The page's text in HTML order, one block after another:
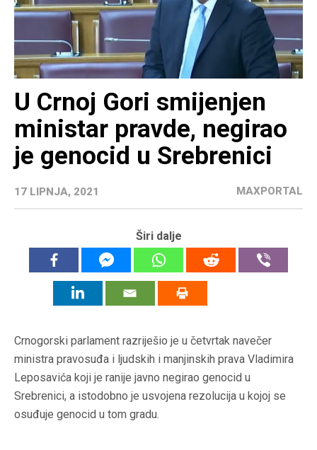
U Crnoj Gori smijenjen
ministar pravde, negirao
je genocid u Srebrenici
17 LIPNJA, 2021 MAXPORTAL
Širi dalje
Crnogorski parlament razriješio je u četvrtak navečer
ministra pravosuđa i ljudskih i manjinskih prava Vladimira
Leposavića koji je ranije javno negirao genocid u
Srebrenici, a istodobno je usvojena rezolucija u kojoj se
osuđuje genocid u tom gradu.